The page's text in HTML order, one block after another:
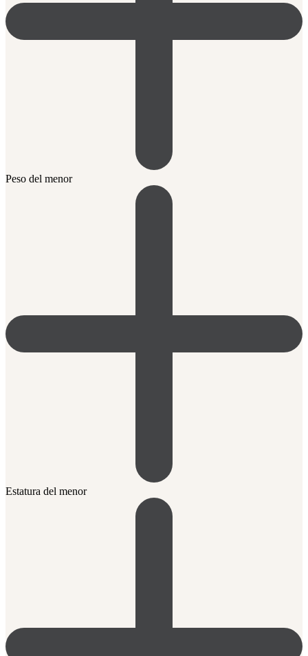
Peso del menor
Estatura del menor